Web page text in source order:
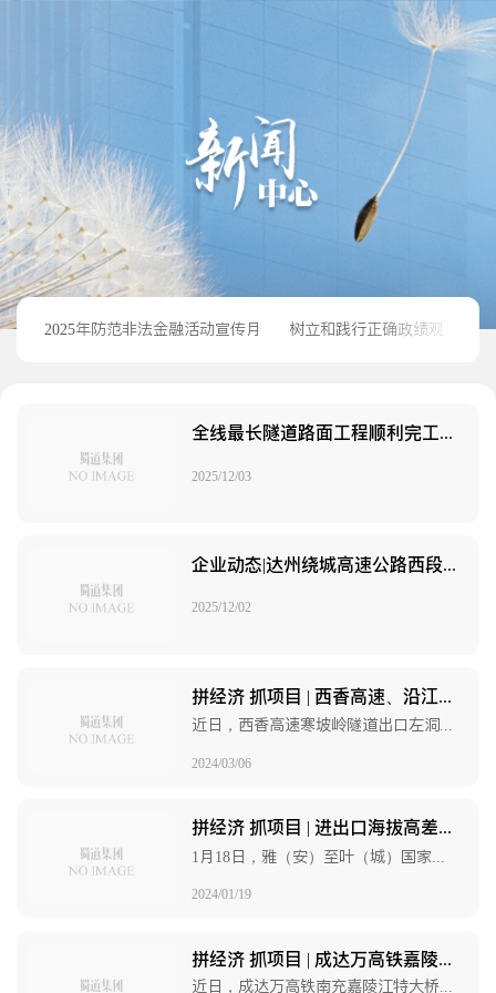
2025年防范非法金融活动宣传月 树立和践行正确政绩观
全线最长隧道路面工程顺利完工，四川路桥交建集团路面分公司乐西高速马边至昭觉段通车进入倒计时！
2025/12/03
企业动态|达州绕城高速公路西段工程主线最长隧道——贤坡顶隧道双幅顺利贯通
2025/12/02
拼经济 抓项目 | 西香高速、沿江高速一隧一桥项目建设迎来新进展
近日，西香高速寒坡岭隧道出口左洞顺利进洞施工，标志着寒坡岭隧道由项目准备阶段转入施工阶段。
2024/03/06
拼经济 抓项目 | 进出口海拔高差创世界之最！跑马山1号隧道双幅贯通
1月18日，雅（安）至叶（城）国家高速公路康定过境段迎来重大进展——进出口海拔高差220米的跑马山1号隧道全线双幅贯通，为早日实现雅叶高速康定过境段贯通奠定坚实基础。
2024/01/19
拼经济 抓项目 | 成达万高铁嘉陵江特大桥主墩零号块浇筑完成
近日，成达万高铁南充嘉陵江特大桥9号主墩零号块经过两次浇筑，历时68小时，顺利完成施工，整体作业环节由下部结构转为上部结构，同步开启主塔和主梁全面施工。